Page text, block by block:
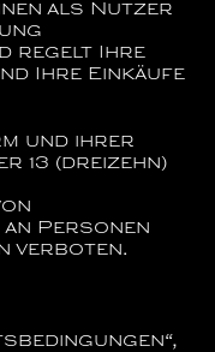
als Nutzer
regelt Ihre
Ihre Einkäufe
und ihrer
13 (dreizehn)
Personen
verboten.